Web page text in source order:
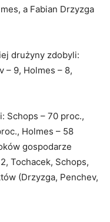
a Fabian Drzyzga
drużyny zdobyli:
– 9, Holmes – 8,
Schops – 70 proc.,
Holmes – 58
gospodarze
Tochacek, Schops,
(Drzyzga, Penchev,